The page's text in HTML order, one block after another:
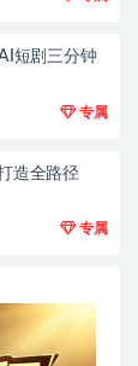
短剧三分钟
专属
造全路径
专属